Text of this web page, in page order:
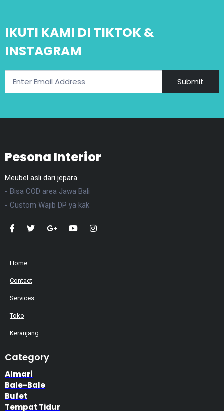
IKUTI KAMI DI TIKTOK &
INSTAGRAM
Submit
Pesona Interior
Meubel asli dari jepara
- Bisa COD area Jawa Bali
- Custom Wajib DP ya kak
Home
Contact
Services
Toko
Keranjang
Category
Almari
Bale-Bale
Bufet
Tempat Tidur